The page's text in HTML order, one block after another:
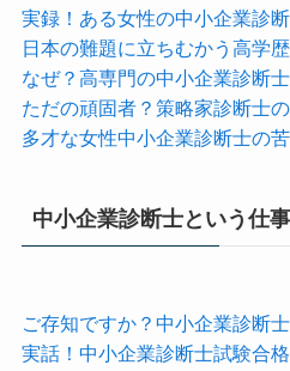
実録！ある女性の中小企業診
日本の難題に立ちむかう高学
なぜ？高専門の中小企業診断
ただの頑固者？策略家診断士
多才な女性中小企業診断士の
中小企業診断士という仕
ご存知ですか？中小企業診断
実話！中小企業診断士試験合